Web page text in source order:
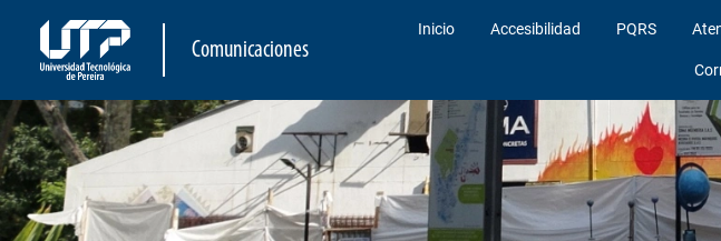
Comunicaciones
Inicio Accesibilidad PQRS